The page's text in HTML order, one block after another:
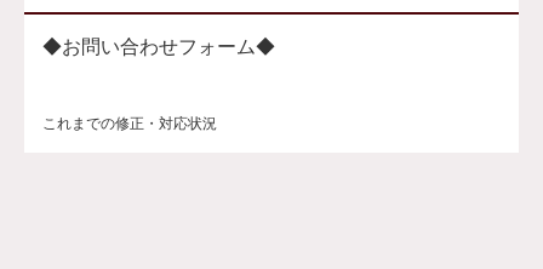
◆お問い合わせフォーム◆
これまでの修正・対応状況